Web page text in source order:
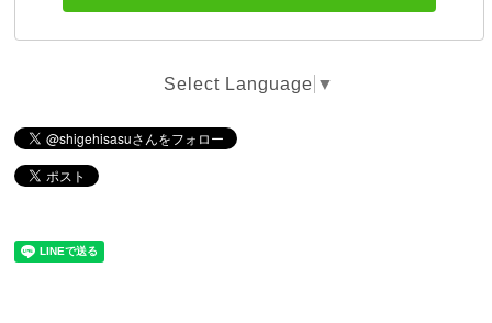
Select Language ▼